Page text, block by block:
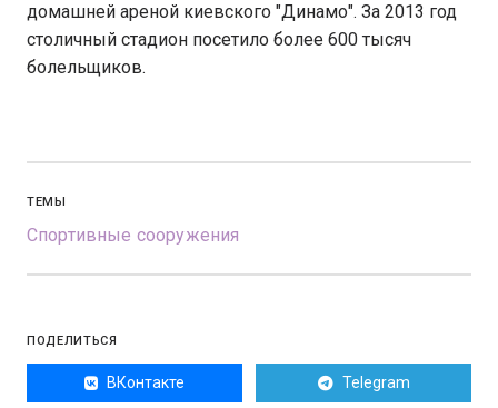
домашней ареной киевского "Динамо". За 2013 год
столичный стадион посетило более 600 тысяч
болельщиков.
ТЕМЫ
Спортивные сооружения
ПОДЕЛИТЬСЯ
ВКонтакте Telegram